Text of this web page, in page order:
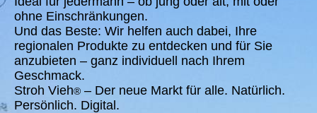
ohne Einschränkungen.
Und das Beste: Wir helfen auch dabei, Ihre
regionalen Produkte zu entdecken und für Sie
anzubieten – ganz individuell nach Ihrem
Geschmack.
Stroh Vieh® – Der neue Markt für alle. Natürlich.
Persönlich. Digital.